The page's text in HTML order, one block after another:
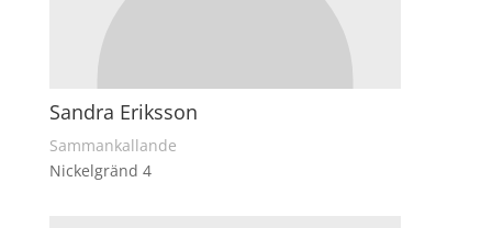
Sandra Eriksson
Sammankallande
Nickelgränd 4